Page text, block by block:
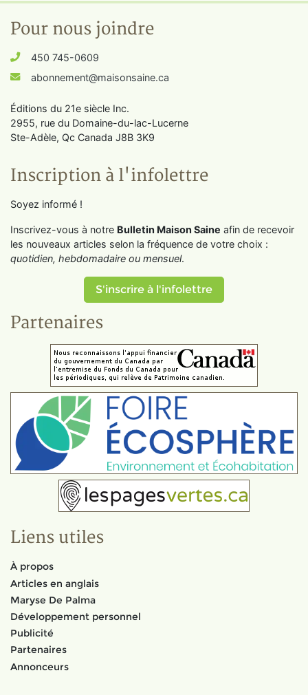
Pour nous joindre
450 745-0609
abonnement@maisonsaine.ca
Éditions du 21e siècle Inc.
2955, rue du Domaine-du-lac-Lucerne
Ste-Adèle, Qc Canada J8B 3K9
Inscription à l'infolettre
Soyez informé !
Inscrivez-vous à notre Bulletin Maison Saine afin de recevoir
les nouveaux articles selon la fréquence de votre choix :
quotidien, hebdomadaire ou mensuel.
S'inscrire à l'infolettre
Partenaires
Liens utiles
À propos
Articles en anglais
Maryse De Palma
Développement personnel
Publicité
Partenaires
Annonceurs